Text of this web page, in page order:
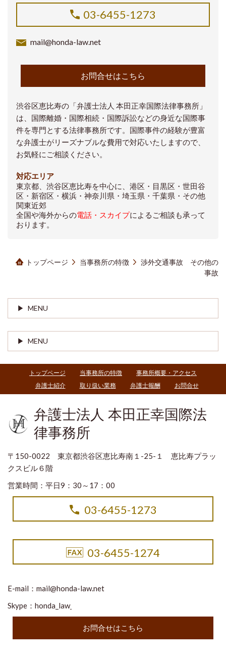
03-6455-1273
mail@honda-law.net
お問合せはこちら
渋谷区恵比寿の「弁護士法人 本田正幸国際法律事務所」
は、国際離婚・国際相続・国際訴訟などの身近な国際事
件を専門とする法律事務所です。国際事件の経験が豊富
な弁護士がリーズナブルな費用で対応いたしますので、
お気軽にご相談ください。
対応エリア
東京都、渋谷区恵比寿を中心に、港区・目黒区・世田谷
区・新宿区・横浜・神奈川県・埼玉県・千葉県・その他
関東近郊
全国や海外からの電話・スカイプによるご相談も承って
おります。
トップページ 当事務所の特徴
渉外交通事故 その他の
事故
MENU
MENU
トップページ 当事務所の特徴
事務所概要・アクセス
弁護士紹介
取り扱い業務 弁護士報酬 お問合せ
弁護士法人 本田正幸国際法
律事務所
〒150-0022 東京都渋谷区恵比寿南１-25-１ 恵比寿プラッ
クスビル６階
営業時間：平日9：30～17：00
03-6455-1273
03-6455-1274
E-mail： mail@honda-law.net
Skype：honda_law
お問合せはこちら